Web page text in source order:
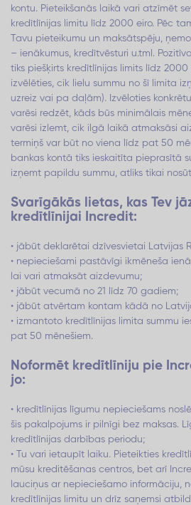
kontu. Pieteikšanās laikā vari atzīmēt
kredītlīnijas limitu līdz 2000 eiro. Pēc
Tavu pieteikumu un maksātspēju,
– ienākumus, kredītvēsturi u.tml.
tiks piešķirts kredītlīnijas limits līdz 2000
izvēlēties, cik lielu summu no šī limita
uzreiz vai pa daļām). Izvēloties
varēsi redzēt, kāds būs minimālais
varēsi izlemt, cik ilgā laikā atmaksāsi
termiņš var būt no viena līdz pat 50
bankas kontā tiks ieskaitīta pieprasītā
izņemt papildu summu, atliks tikai
Svarīgākās lietas, kas Tev
kredītlīnijai Incredit:
• jābūt deklarētai dzīvesvietai Latvijas
• nepieciešami pastāvīgi ikmēneša
lai vari atmaksāt aizdevumu;
• jābūt vecumā no 21 līdz 70 gadiem;
• jābūt atvērtam kontam kādā no
• izmantoto kredītlīnijas limita summu
pat 50 mēnešiem.
Noformēt kredītlīniju pie
jo:
• kredītlīnijas līgumu nepieciešams
šis pakalpojums ir pilnīgi bez maksas.
kredītlīnijas darbības periodu;
• Tu vari ietaupīt laiku. Pieteikties
mūsu kreditēšanas centros, bet arī
lauciņus ar nepieciešamo informāciju,
kredītlīnijas limitu un drīz saņemsi